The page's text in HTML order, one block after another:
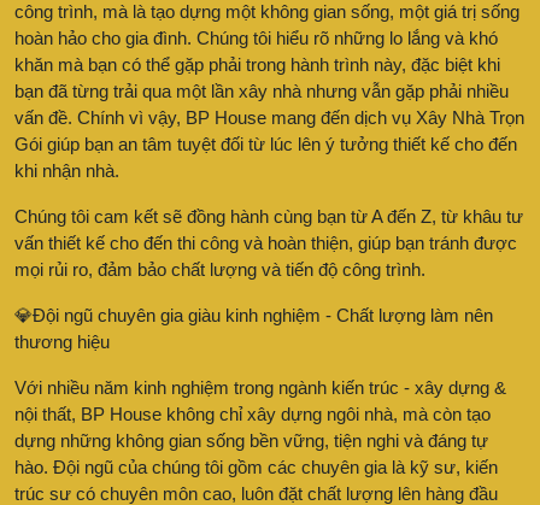
công trình, mà là tạo dựng một không gian sống, một giá trị sống
hoàn hảo cho gia đình. Chúng tôi hiểu rõ những lo lắng và khó
khăn mà bạn có thể gặp phải trong hành trình này, đặc biệt khi
bạn đã từng trải qua một lần xây nhà nhưng vẫn gặp phải nhiều
vấn đề. Chính vì vậy, BP House mang đến dịch vụ Xây Nhà Trọn
Gói giúp bạn an tâm tuyệt đối từ lúc lên ý tưởng thiết kế cho đến
khi nhận nhà.
Chúng tôi cam kết sẽ đồng hành cùng bạn từ A đến Z, từ khâu tư
vấn thiết kế cho đến thi công và hoàn thiện, giúp bạn tránh được
mọi rủi ro, đảm bảo chất lượng và tiến độ công trình.
💎Đội ngũ chuyên gia giàu kinh nghiệm - Chất lượng làm nên
thương hiệu
Với nhiều năm kinh nghiệm trong ngành kiến trúc - xây dựng &
nội thất, BP House không chỉ xây dựng ngôi nhà, mà còn tạo
dựng những không gian sống bền vững, tiện nghi và đáng tự
hào. Đội ngũ của chúng tôi gồm các chuyên gia là kỹ sư, kiến
trúc sư có chuyên môn cao, luôn đặt chất lượng lên hàng đầu